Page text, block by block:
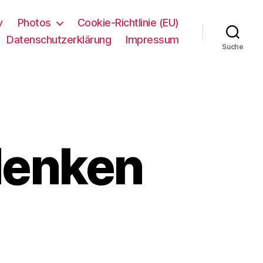
Photos
Cookie-Richtlinie (EU)
Datenschutzerklärung
Impressum
Suche